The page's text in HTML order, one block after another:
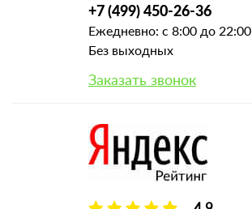
+7 (499) 450-26-36
Ежедневно: с 8:00 до 22:00
Без выходных
Заказать звонок